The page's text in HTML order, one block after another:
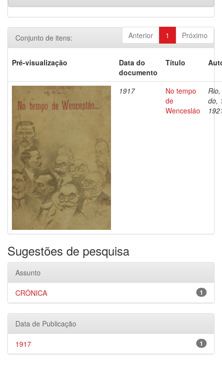
Anterior 1 Próximo
Conjunto de itens:
Pré-visualização
Data do
documento
Título
1917
No tempo
de
Wencesláo
do,
Sugestões de pesquisa
Assunto
1
CRÔNICA
Data de Publicação
1
1917